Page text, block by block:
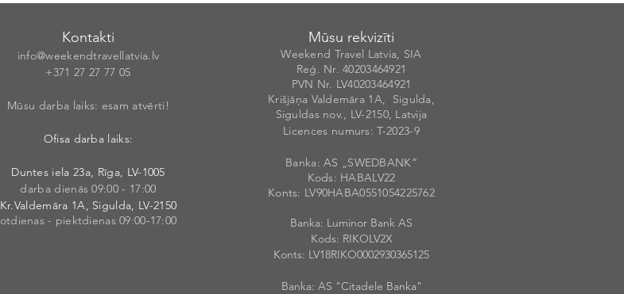
Kontakti
info@weekendtravellatvia.lv
+371 27 27 77 05
Mūsu darba laiks: esam atvērti!
Ofisa darba laiks:
Duntes iela 23a, Rīga, LV-1005
darba dienās 09:00 - 17:00
Kr.Valdemāra 1A, Sigulda, LV-2150
otdienas - piektdienas 09:00-17:00
Mūsu rekvizīti
Weekend Travel Latvia, SIA
Reģ. Nr. 40203464921
PVN Nr. LV40203464921
Krišjāņa Valdemāra 1A, Sigulda,
Siguldas nov., LV-2150, Latvija
Licences numurs: T-2023-9
Banka: AS „SWEDBANK”
Kods: HABALV22
Konts: LV90HABA0551054225762
Banka: Luminor Bank AS
Kods: RIKOLV2X
Konts: LV18RIKO0002930365125
Banka: AS "Citadele Banka"